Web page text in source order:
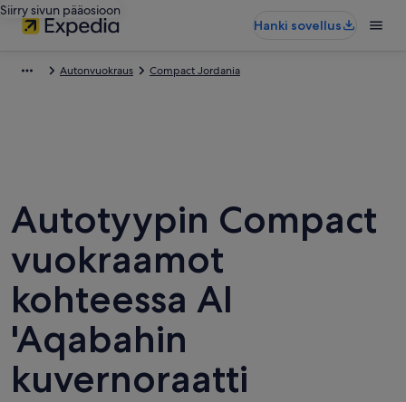
Siirry sivun pääosioon
Hanki sovellus
Autonvuokraus Compact Jordania
Autotyypin Compact
vuokraamot
kohteessa Al
'Aqabahin
kuvernoraatti